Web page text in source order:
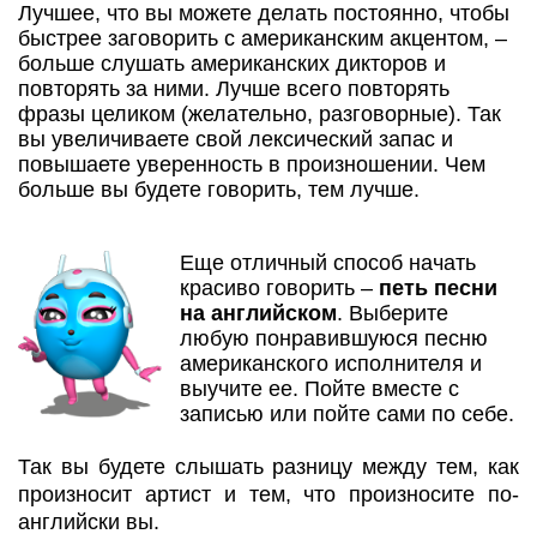
Лучшее, что вы можете делать постоянно, чтобы
быстрее заговорить с американским акцентом, –
больше слушать американских дикторов и
повторять за ними. Лучше всего повторять
фразы целиком (желательно, разговорные). Так
вы увеличиваете свой лексический запас и
повышаете уверенность в произношении. Чем
больше вы будете говорить, тем лучше.
Еще отличный способ начать
красиво говорить – петь песни
на английском. Выберите
любую понравившуюся песню
американского исполнителя и
выучите ее. Пойте вместе с
записью или пойте сами по себе.
Так вы будете слышать разницу между тем, как
произносит артист и тем, что произносите по-
английски вы.